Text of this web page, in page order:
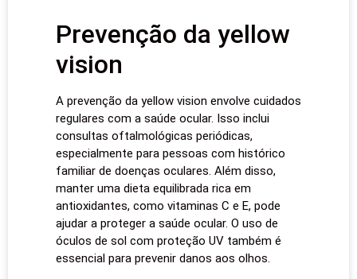
Prevenção da yellow
vision
A prevenção da yellow vision envolve cuidados
regulares com a saúde ocular. Isso inclui
consultas oftalmológicas periódicas,
especialmente para pessoas com histórico
familiar de doenças oculares. Além disso,
manter uma dieta equilibrada rica em
antioxidantes, como vitaminas C e E, pode
ajudar a proteger a saúde ocular. O uso de
óculos de sol com proteção UV também é
essencial para prevenir danos aos olhos.